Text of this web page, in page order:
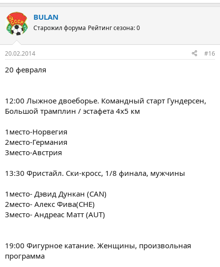
BULAN
Старожил форума Рейтинг сезона: 0
20.02.2014 #16
20 февраля
12:00 Лыжное двоеборье. Командный старт Гундерсен,
Большой трамплин / эстафета 4х5 км
1место-Норвегия
2место-Германия
3место-Австрия
13:30 Фристайл. Ски-кросс, 1/8 финала, мужчины
1место- Дэвид Дункан (CAN)
2место- Алекс Фива(CHE)
3место- Андреас Матт (AUT)
19:00 Фигурное катание. Женщины, произвольная
программа